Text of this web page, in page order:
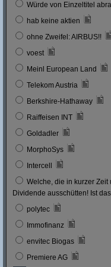
Würde von Einzeltitel
hab keine aktien
ohne Zweifel: AIRBUS!!
voest
Meinl European Land
Telekom Austria
Berkshire-Hathaway
Raiffeisen INT
Goldadler
MorphoSys
Intercell
Welche, die in kurzer
Dividende ausschütten! Ist
polytec
Immofinanz
envitec Biogas
Premiere AG